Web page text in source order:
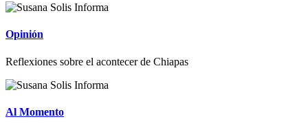
Opinión
Reflexiones sobre el acontecer de Chiapas
Al Momento